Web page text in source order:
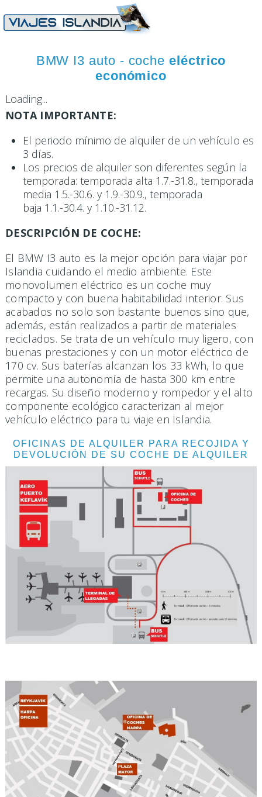
BMW I3 auto - coche eléctrico
económico
Loading...
NOTA IMPORTANTE:
El periodo mínimo de alquiler de un vehículo es
3 días.
Los precios de alquiler son diferentes según la
temporada: temporada alta 1.7.-31.8., temporada
media 1.5.-30.6. y 1.9.-30.9., temporada
baja 1.1.-30.4. y 1.10.-31.12.
DESCRIPCIÓN DE COCHE:
El BMW I3 auto es la mejor opción para viajar por
Islandia cuidando el medio ambiente. Este
monovolumen eléctrico es un coche muy
compacto y con buena habitabilidad interior. Sus
acabados no solo son bastante buenos sino que,
además, están realizados a partir de materiales
reciclados. Se trata de un vehículo muy ligero, con
buenas prestaciones y con un motor eléctrico de
170 cv. Sus baterías alcanzan los 33 kWh, lo que
permite una autonomía de hasta 300 km entre
recargas. Su diseño moderno y rompedor y el alto
componente ecológico caracterizan al mejor
vehículo eléctrico para tu viaje en Islandia.
OFICINAS DE ALQUILER PARA RECOJIDA Y
DEVOLUCIÓN DE SU COCHE DE ALQUILER